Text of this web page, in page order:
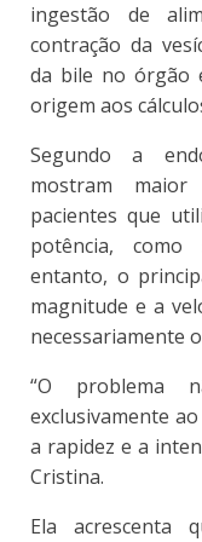
ingestão de
contração da
da bile no órgão
origem aos
Segundo a
mostram
pacientes que
potência, como
entanto, o
magnitude e a
necessariamente
“O problema
exclusivamente
a rapidez e a
Cristina.
Ela acrescenta